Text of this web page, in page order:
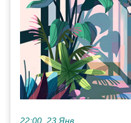
22:00, 23 Янв